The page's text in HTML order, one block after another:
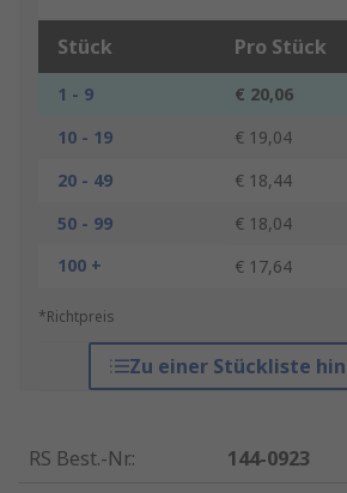
Stück Pro Stück
1 - 9
€ 20,06
10 - 19
€ 19,04
20 - 49
€ 18,44
50 - 99
€ 18,04
100 +
€ 17,64
*Richtpreis
Zu einer Stückliste
RS Best.-Nr.:
144-0923